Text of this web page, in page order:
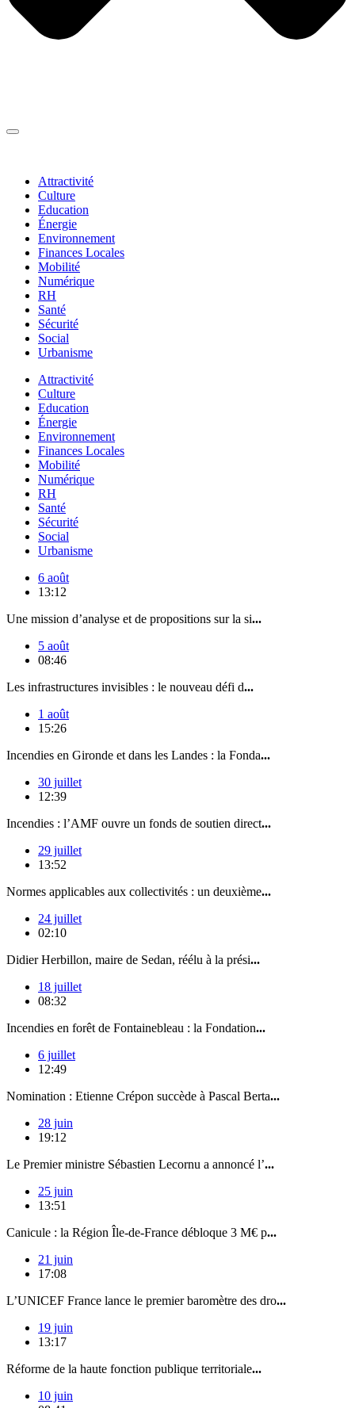
Attractivité
Culture
Education
Énergie
Environnement
Finances Locales
Mobilité
Numérique
RH
Santé
Sécurité
Social
Urbanisme
Attractivité
Culture
Education
Énergie
Environnement
Finances Locales
Mobilité
Numérique
RH
Santé
Sécurité
Social
Urbanisme
6 août
13:12
Une mission d’analyse et de propositions sur la si...
5 août
08:46
Les infrastructures invisibles : le nouveau défi d...
1 août
15:26
Incendies en Gironde et dans les Landes : la Fonda...
30 juillet
12:39
Incendies : l’AMF ouvre un fonds de soutien direct...
29 juillet
13:52
Normes applicables aux collectivités : un deuxième...
24 juillet
02:10
Didier Herbillon, maire de Sedan, réélu à la prési...
18 juillet
08:32
Incendies en forêt de Fontainebleau : la Fondation...
6 juillet
12:49
Nomination : Etienne Crépon succède à Pascal Berta...
28 juin
19:12
Le Premier ministre Sébastien Lecornu a annoncé l’...
25 juin
13:51
Canicule : la Région Île-de-France débloque 3 M€ p...
21 juin
17:08
L’UNICEF France lance le premier baromètre des dro...
19 juin
13:17
Réforme de la haute fonction publique territoriale...
10 juin